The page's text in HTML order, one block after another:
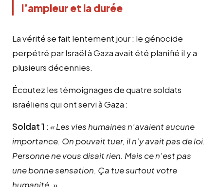
l’ampleur et la durée
La vérité se fait lentement jour : le génocide
perpétré par Israël à Gaza avait été planifié il y a
plusieurs décennies.
Écoutez les témoignages de quatre soldats
israéliens qui ont servi à Gaza :
Soldat 1 : « Les vies humaines n’avaient aucune
importance. On pouvait tuer, il n’y avait pas de loi.
Personne ne vous disait rien. Mais ce n’est pas
une bonne sensation. Ça tue surtout votre
humanité. »